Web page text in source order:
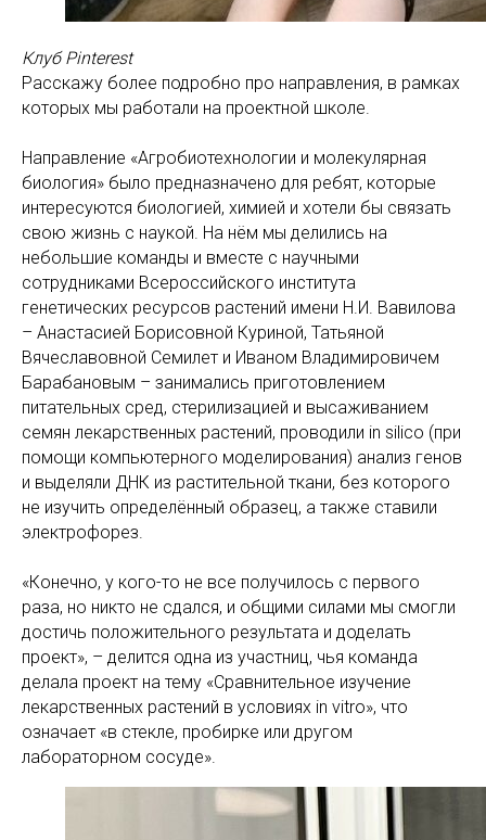
Клуб Pinterest
Расскажу более подробно про направления, в рамках
которых мы работали на проектной школе.
Направление «Агробиотехнологии и молекулярная
биология» было предназначено для ребят, которые
интересуются биологией, химией и хотели бы связать
свою жизнь с наукой. На нём мы делились на
небольшие команды и вместе с научными
сотрудниками Всероссийского института
генетических ресурсов растений имени Н.И. Вавилова
– Анастасией Борисовной Куриной, Татьяной
Вячеславовной Семилет и Иваном Владимировичем
Барабановым – занимались приготовлением
питательных сред, стерилизацией и высаживанием
семян лекарственных растений, проводили in silico (при
помощи компьютерного моделирования) анализ генов
и выделяли ДНК из растительной ткани, без которого
не изучить определённый образец, а также ставили
электрофорез.
«Конечно, у кого-то не все получилось с первого
раза, но никто не сдался, и общими силами мы смогли
достичь положительного результата и доделать
проект», – делится одна из участниц, чья команда
делала проект на тему «Сравнительное изучение
лекарственных растений в условиях in vitro», что
означает «в стекле, пробирке или другом
лабораторном сосуде».